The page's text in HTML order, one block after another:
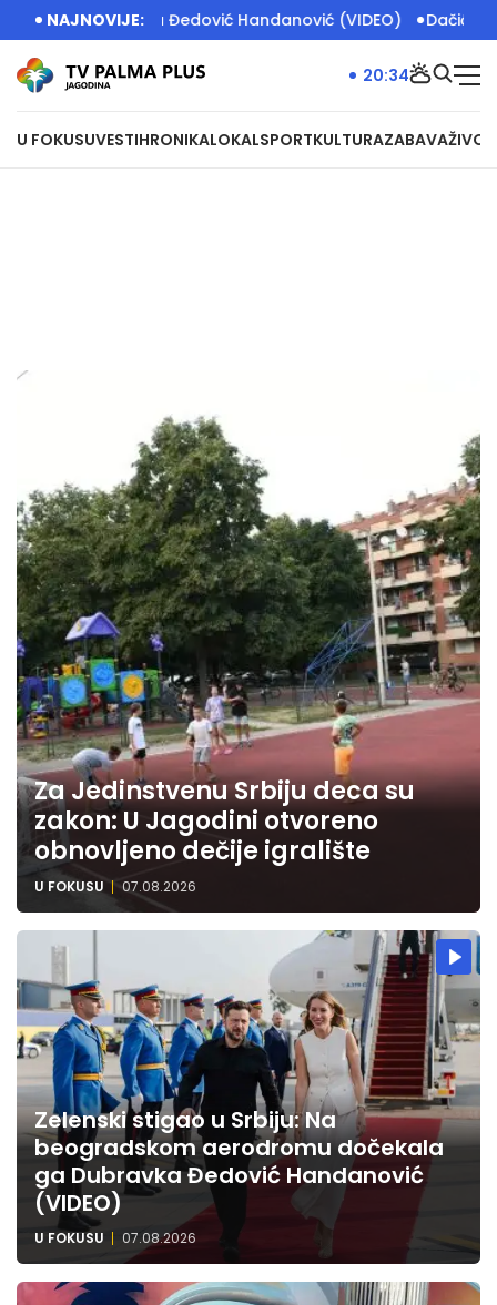
NAJNOVIJE:
Đedović Handanović (VIDEO) Dačić: Devet požara
U FOKUSUVESTIHRONIKALOKALSPORTKULTURAZABAVAŽIVOT
20:34
Za Jedinstvenu Srbiju deca su
zakon: U Jagodini otvoreno
obnovljeno dečije igralište
U FOKUSU 07.08.2026
Zelenski stigao u Srbiju: Na
beogradskom aerodromu dočekala
ga Dubravka Đedović Handanović
(VIDEO)
U FOKUSU 07.08.2026